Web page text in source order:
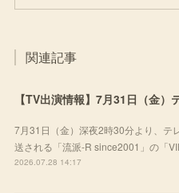
関連記事
7月31日（金）深夜2時30分より、テ
送される「流派-R since2001」の「
2026.07.28 14:17